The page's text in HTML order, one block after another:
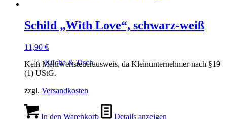
Küche & Tisch
Schild „With Love“, schwarz-weiß
11,90 €
Kein Mehrwertsteuerausweis, da Kleinunternehmer nach §19
(1) UStG.
zzgl. Versandkosten
In den Warenkorb Details anzeigen